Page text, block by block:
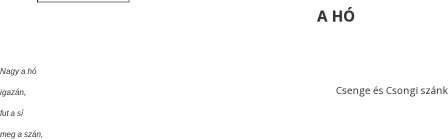
A HÓ
Nagy a hó
igazán,
fut a sí
meg a szán,
Csenge és Csongi